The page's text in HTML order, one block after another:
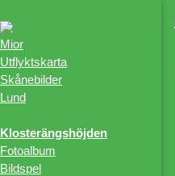
Mior
Utflyktskarta
Skånebilder
Lund
Klosterängshöjden
Fotoalbum
Bildspel